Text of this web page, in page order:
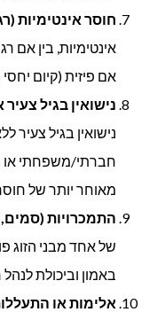
חוסר אינטימיות
אינטימיות, בין אם
אם פיזית (קיום
נישואין בגיל
נישואין בגיל צעיר
חברתי/משפחתי או
מאוחר יותר של
התמכרויות (סמים,
של אחד מבני הזוג
באמון וביכולת
אלימות או